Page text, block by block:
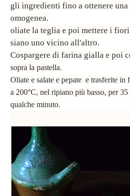
gli ingredienti fino a ottenere una
omogenea.
oliate la teglia e poi mettere i
siano uno vicino all'altro.
Cospargere di farina gialla e poi c
sopra la pastella.
Oliate e salate e pepate e trasferite in
a 200°C, nel ripiano più basso, per
qualche minuto.